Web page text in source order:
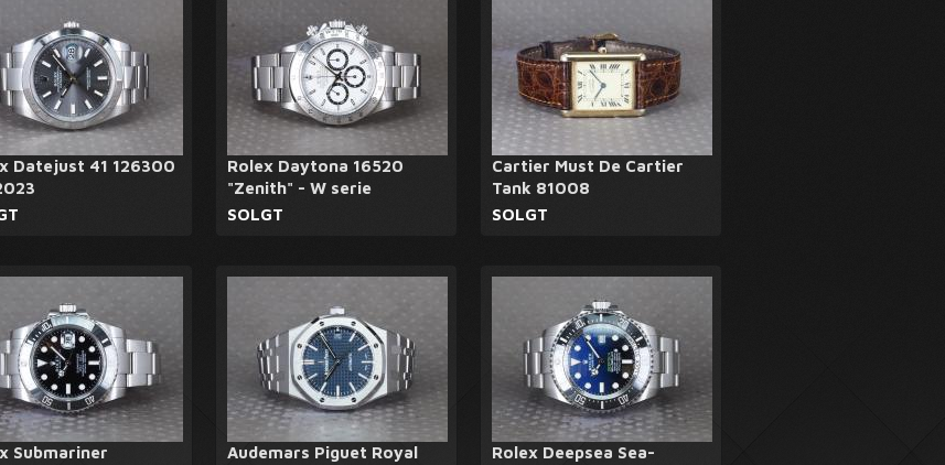
Datejust 41 126300
Rolex Daytona 16520
"Zenith" - W serie
SOLGT
Cartier Must De Cartier
Tank 81008
SOLGT
Submariner Audemars Piguet Royal Rolex Deepsea Sea-